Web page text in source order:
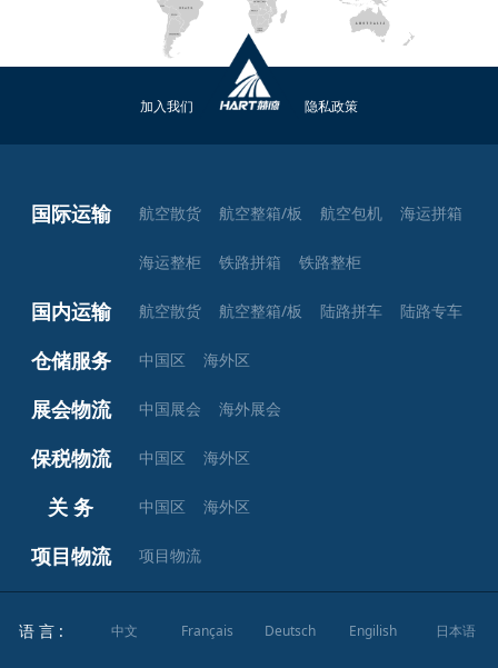
加入我们 隐私政策
国际运输 航空散货 航空整箱/板 航空包机 海运拼箱
海运整柜 铁路拼箱 铁路整柜
国内运输 航空散货 航空整箱/板 陆路拼车 陆路专车
仓储服务 中国区 海外区
展会物流 中国展会 海外展会
保税物流 中国区 海外区
关 务 中国区 海外区
项目物流 项目物流
语 言 : 中文 Français Deutsch Engilish 日本语